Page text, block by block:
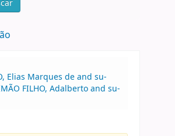
Elias Marques de and su-
FILHO, Adalberto and su-